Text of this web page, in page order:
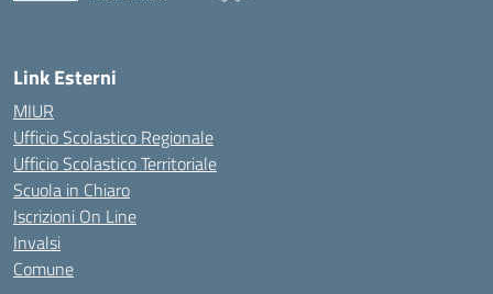
Link Esterni
MIUR
Ufficio Scolastico Regionale
Ufficio Scolastico Territoriale
Scuola in Chiaro
Iscrizioni On Line
Invalsi
Comune